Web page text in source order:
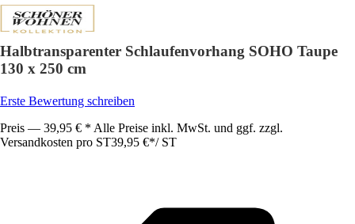
Halbtransparenter Schlaufenvorhang SOHO Taupe
130 x 250 cm
Erste Bewertung schreiben
Preis — 39,95 € * Alle Preise inkl. MwSt. und ggf. zzgl.
Versandkosten pro ST39,95 €*/ ST